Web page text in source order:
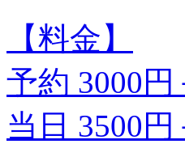
【料金】
予約 3000
当日 3500